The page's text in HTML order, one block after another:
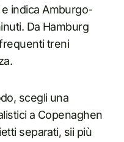
indica Amburgo-
Da Hamburg
treni
scegli una
a Copenaghen
separati, sii più